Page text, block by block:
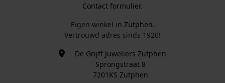
Contact formulier.
Eigen winkel in Zutphen.
Vertrouwd adres sinds 1920!
De Grijff Juweliers Zutphen
Sprongstraat 8
7201KS Zutphen